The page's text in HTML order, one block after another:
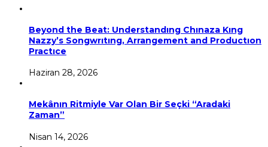
Beyond the Beat: Understandıng Chınaza Kıng
Nazzy’s Songwrıtıng, Arrangement and Productıon
Practıce
Haziran 28, 2026
Mekânın Ritmiyle Var Olan Bir Seçki “Aradaki
Zaman”
Nisan 14, 2026